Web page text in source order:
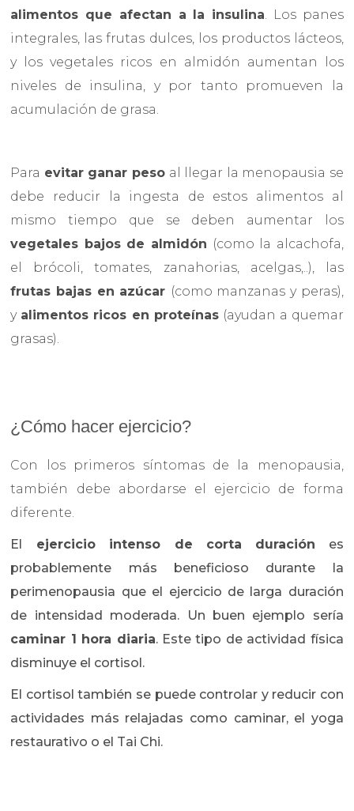
alimentos que afectan a la insulina. Los panes
integrales, las frutas dulces, los productos lácteos,
y los vegetales ricos en almidón aumentan los
niveles de insulina, y por tanto promueven la
acumulación de grasa.
Para evitar ganar pesoal llegar la menopausia se
debe reducir la ingesta de estos alimentos al
mismo tiempo que se deben aumentar los
vegetales bajos de almidón (como la alcachofa,
el brócoli, tomates, zanahorias, acelgas,..), las
frutas bajas en azúcar (como manzanas y peras),
y alimentos ricos en proteínas(ayudan a quemar
grasas).
¿Cómo hacer ejercicio?
Con los primeros síntomas de la menopausia,
también debe abordarse el ejercicio de forma
diferente.
El ejercicio intenso de corta duración es
probablemente más beneficioso durante la
perimenopausia que el ejercicio de larga duración
de intensidad moderada. Un buen ejemplo sería
caminar 1 hora diaria. Este tipo de actividad física
disminuye el cortisol.
El cortisol también se puede controlar y reducir con
actividades más relajadas como caminar, el yoga
restaurativo o el Tai Chi.